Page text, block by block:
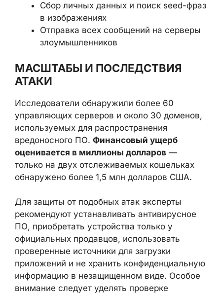
Сбор личных данных и поиск seed-фраз
в изображениях
Отправка всех сообщений на серверы
злоумышленников
МАСШТАБЫ И ПОСЛЕДСТВИЯ
АТАКИ
Исследователи обнаружили более 60
управляющих серверов и около 30 доменов,
используемых для распространения
вредоносного ПО. Финансовый ущерб
оценивается в миллионы долларов —
только на двух отслеживаемых кошельках
обнаружено более 1,5 млн долларов США.
Для защиты от подобных атак эксперты
рекомендуют устанавливать антивирусное
ПО, приобретать устройства только у
официальных продавцов, использовать
проверенные источники для загрузки
приложений и не хранить конфиденциальную
информацию в незащищенном виде. Особое
внимание следует уделять проверке